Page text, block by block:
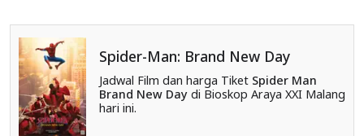
Spider-Man: Brand New Day
Jadwal Film dan harga Tiket Spider Man
Brand New Daydi Bioskop Araya XXI Malang
hari ini.